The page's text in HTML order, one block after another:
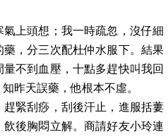
上頭想；我一時疏忽，沒仔細
，分三次配杜仲水服下。結果
不到血壓，十點多趕快叫我回
昨天誤藥，他根本不虛。
緊刮痧，刮後汗止，進服括蔞
後胸悶立解。商請好友小玲連